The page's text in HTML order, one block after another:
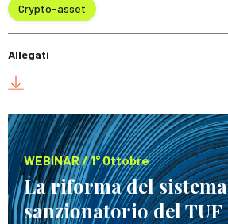
Crypto-asset
Allegati
WEBINAR / 1° Ottobre
La riforma del sistema
sanzionatorio del TUF